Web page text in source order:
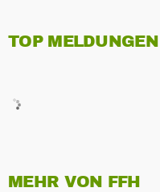
TOP MELDUNGEN
MEHR VON FFH